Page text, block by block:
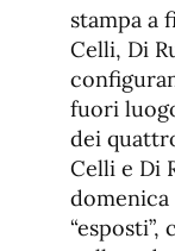
stampa a
Celli, Di
fuori
dei
Celli e Di
domenica
“esposti”,